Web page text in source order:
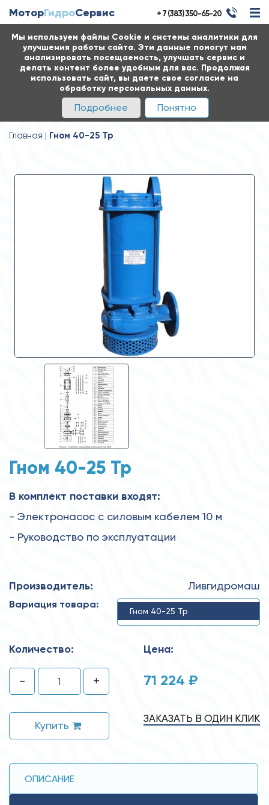
Мы используем файлы Cookie и системы аналитики для
улучшения работы сайта. Эти данные помогут нам
анализировать посещаемость, улучшать сервис и
делать контент более удобным для вас. Продолжая
использовать сайт, вы даете свое согласие на
обработку персональных данных.
Подробнее Понятно
МоторГидроСервис + 7 (383) 350-65-20
Главная Гном 40-25 Тр
Гном 40-25 Тр
В комплект поставки входят:
- Электронасос с силовым кабелем 10 м
- Руководство по эксплуатации
Производитель: Ливгидромаш
Вариация товара:
Гном 40-25 Тр
Количество:
- +
Купить
Цена:
71 224 ₽
ЗАКАЗАТЬ В ОДИН КЛИК
ОПИСАНИЕ